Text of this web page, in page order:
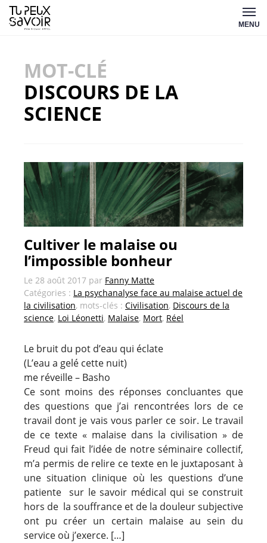
Aller
au
MENU
MOT-CLÉ
DISCOURS DE LA
SCIENCE
Cultiver le malaise ou
l’impossible bonheur
Le 28 août 2017 par Fanny Matte
Catégories : La psychanalyse face au malaise actuel de
la civilisation, mots-clés : Civilisation, Discours de la
science, Loi Léonetti, Malaise, Mort, Réel
Le bruit du pot d’eau qui éclate
(L’eau a gelé cette nuit)
me réveille – Basho
Ce sont moins des réponses concluantes que
des questions que j’ai rencontrées lors de ce
travail dont je vais vous parler ce soir. Le travail
de ce texte « malaise dans la civilisation » de
Freud qui fait l’idée de notre séminaire collectif,
m’a permis de relire ce texte en le juxtaposant à
une situation clinique où les questions d’une
patiente sur le savoir médical qui se construit
hors de la souffrance et de la douleur subjective
ont pu créer un certain malaise au sein du
service où j’exerce. […]